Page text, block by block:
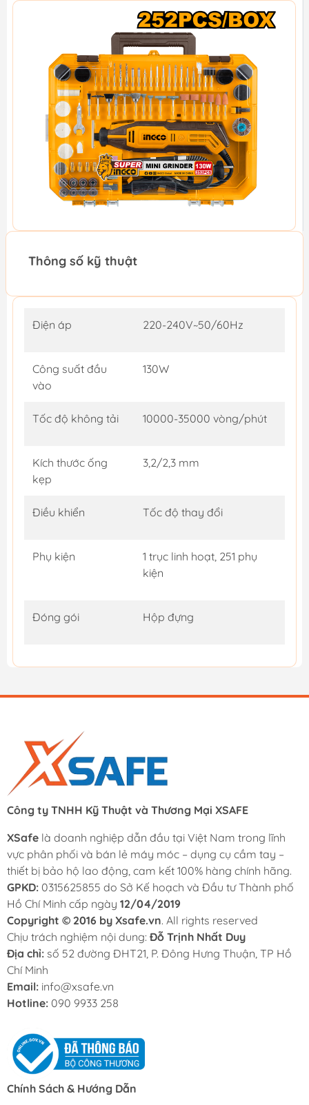
Thông số kỹ thuật
Điện áp 220-240V~50/60Hz
Công suất đầu
vào
130W
Tốc độ không tải 10000-35000 vòng/phút
Kích thước ống
kẹp
3,2/2,3 mm
Điều khiển Tốc độ thay đổi
Phụ kiện
1 trục linh hoạt, 251 phụ
kiện
Đóng gói Hộp đựng
Công ty TNHH Kỹ Thuật và Thương Mại XSAFE
XSafe là doanh nghiệp dẫn đầu tại Việt Nam trong lĩnh
vực phân phối và bán lẻ máy móc – dụng cụ cầm tay –
thiết bị bảo hộ lao động, cam kết 100% hàng chính hãng.
GPKD: 0315625855 do Sở Kế hoạch và Đầu tư Thành phố
Hồ Chí Minh cấp ngày 12/04/2019
Copyright © 2016 by Xsafe.vn. All rights reserved
Chịu trách nghiệm nội dung: Đỗ Trịnh Nhất Duy
Địa chỉ: số 52 đường ĐHT21, P. Đông Hưng Thuận, TP Hồ
Chí Minh
Email: info@xsafe.vn
Hotline: 090 9933 258
Chính Sách & Hướng Dẫn